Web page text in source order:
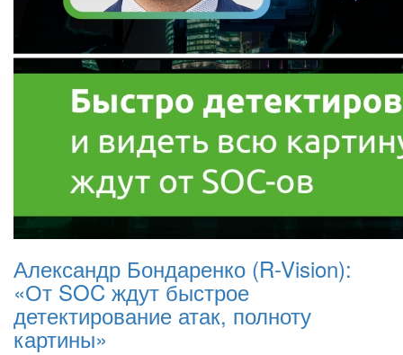
Александр Бондаренко (R-Vision):
«От SOC ждут быстрое
детектирование атак, полноту
картины»